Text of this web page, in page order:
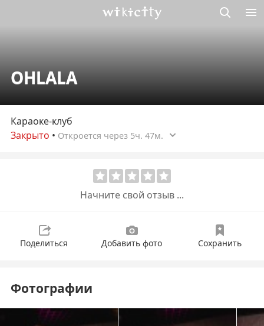
OHLALA
Караоке-клуб
Закрыто • Откроется через 5ч. 47м.
Начните свой отзыв ...
Поделиться Добавить фото Сохранить
Фотографии